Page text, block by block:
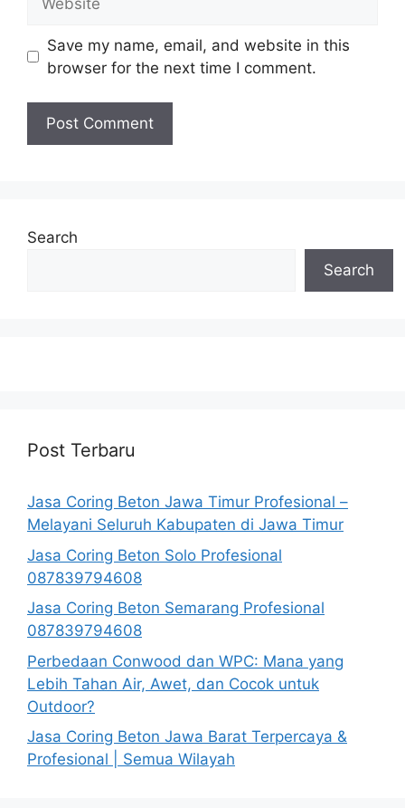
Save my name, email, and website in this
browser for the next time I comment.
Search
Search
Post Terbaru
Jasa Coring Beton Jawa Timur Profesional –
Melayani Seluruh Kabupaten di Jawa Timur
Jasa Coring Beton Solo Profesional
087839794608
Jasa Coring Beton Semarang Profesional
087839794608
Perbedaan Conwood dan WPC: Mana yang
Lebih Tahan Air, Awet, dan Cocok untuk
Outdoor?
Jasa Coring Beton Jawa Barat Terpercaya &
Profesional | Semua Wilayah